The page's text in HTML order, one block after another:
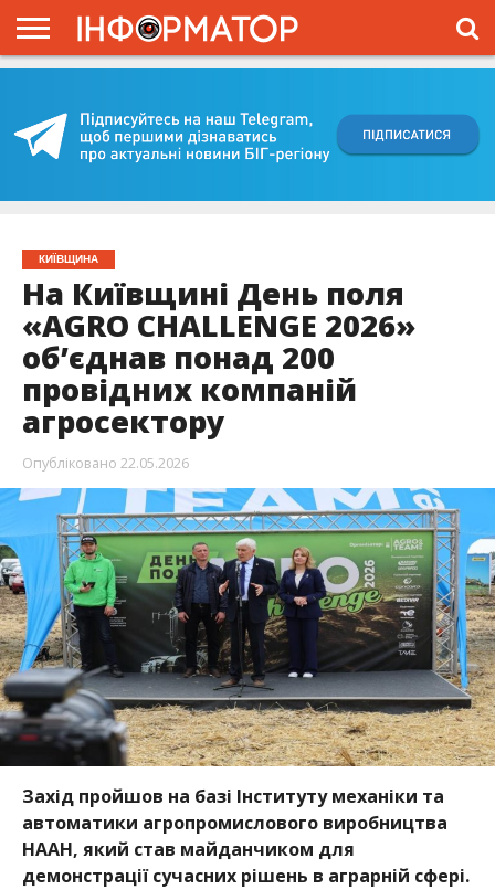
ПРОЄКТ
КИЇВЩИНА
На Київщині День поля
«AGRO CHALLENGE 2026»
об’єднав понад 200
провідних компаній
агросектору
Опубліковано 22.05.2026
Захід пройшов на базі Інституту механіки та
автоматики агропромислового виробництва
НААН, який став майданчиком для
демонстрації сучасних рішень в аграрній сфері.